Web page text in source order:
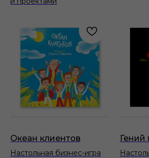
Океан клиентов
Настольная бизнес-игра
Гений